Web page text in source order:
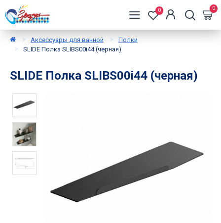
0 0
Аксессуары для ванной
Полки
SLIDE Полка SLIBS00i44 (черная)
SLIDE Полка SLIBS00i44 (черная)